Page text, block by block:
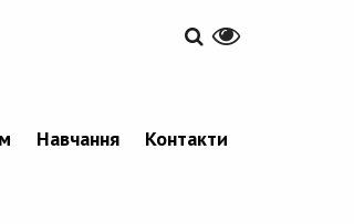
Навчання Контакти